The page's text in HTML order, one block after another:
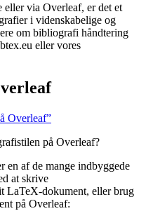
via Overleaf, er det et
i videnskabelige og
om bibliografi håndtering
eller vores
Overleaf”
på Overleaf?
en af de mange indbyggede
at skrive
LaTeX-dokument, eller brug
på Overleaf: